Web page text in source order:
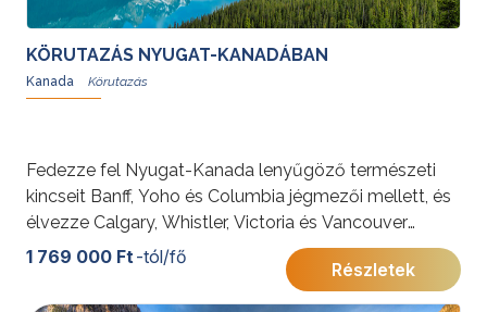
KÖRUTAZÁS NYUGAT-KANADÁBAN
Kanada
Fedezze fel Nyugat-Kanada lenyűgöző természeti
kincseit Banff, Yoho és Columbia jégmezői mellett, és
élvezze Calgary, Whistler, Victoria és Vancouver
vibráló városait. Egy felejthetetlen utazás várja a
természet és városi élet szerelmeseit!
További érdekességekért Kanadáról kattintson ide.
1 769 000 Ft -tól/fő
Részletek